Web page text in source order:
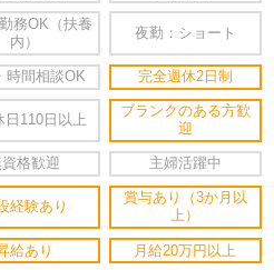
務OK（扶養
内）
夜勤：ショート
時間相談OK 完全週休2日制
日110日以上
ブランクのある方歓
迎
資格歓迎 主婦活躍中
経験あり
賞与あり（3か月以
上）
給あり 月給20万円以上